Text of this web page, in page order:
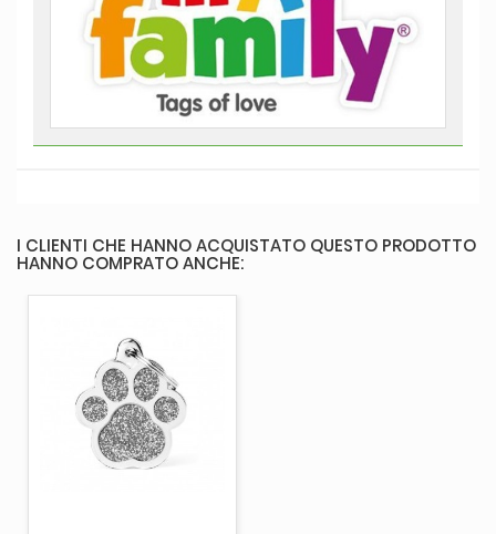
I CLIENTI CHE HANNO ACQUISTATO QUESTO PRODOTTO
HANNO COMPRATO ANCHE: